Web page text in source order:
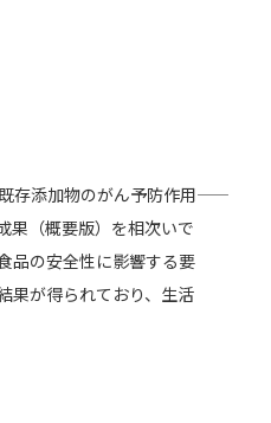
添加物のがん予防作用――
果（概要版）を相次いで
品の安全性に影響する要
果が得られており、生活